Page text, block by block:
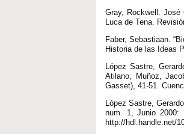
Gray, Rockwell.
Luca de Tena.
Faber, Sebastiaan.
Historia de las Ideas
López Sastre,
Atilano, Muñoz,
Gasset), 41-51.
López Sastre,
num. 1, Junio 2000:
http://hdl.handle.net/